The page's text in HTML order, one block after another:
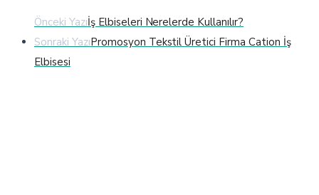
Önceki Yazıİş Elbiseleri Nerelerde Kullanılır?
Sonraki YazıPromosyon Tekstil Üretici Firma Cation İş
Elbisesi